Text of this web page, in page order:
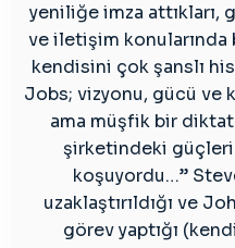
yeniliğe imza attıkları,
ve iletişim
kendisini çok şanslı
Jobs; vizyonu, gücü ve
ama müşfik bir
şirketindeki güçleri
koşuyordu…”
uzaklaştırıldığı ve
görev yaptığı